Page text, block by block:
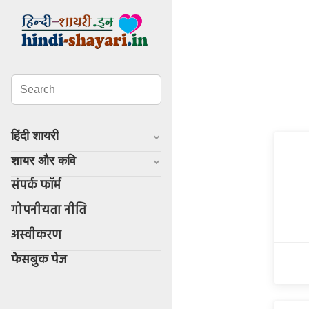
हिंदी शायरी
शायर और कवि
संपर्क फॉर्म
गोपनीयता नीति
अस्वीकरण
फेसबुक पेज